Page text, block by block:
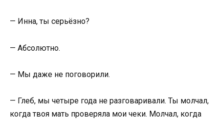
— Инна, ты серьёзно?
— Абсолютно.
— Мы даже не поговорили.
— Глеб, мы четыре года не разговаривали. Ты молчал,
когда твоя мать проверяла мои чеки. Молчал, когда